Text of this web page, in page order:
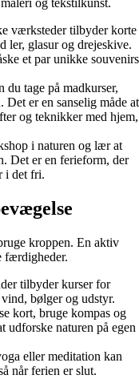
og tekstilkunst.
værksteder tilbyder korte
ler, glasur og drejeskive.
et par unikke souvenirs
du tage på madkurser,
er en sanselig måde at
og teknikker med hjem,
i naturen og lær at
Det er en ferieform, der
i det fri.
kroppen. En aktiv
færdigheder.
tilbyder kurser for
bølger og udstyr.
kort, bruge kompas og
naturen på egen
eller meditation kan
når ferien er slut.